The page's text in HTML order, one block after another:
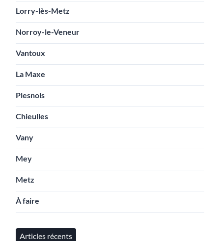
Lorry-lès-Metz
Norroy-le-Veneur
Vantoux
La Maxe
Plesnois
Chieulles
Vany
Mey
Metz
À faire
Articles récents